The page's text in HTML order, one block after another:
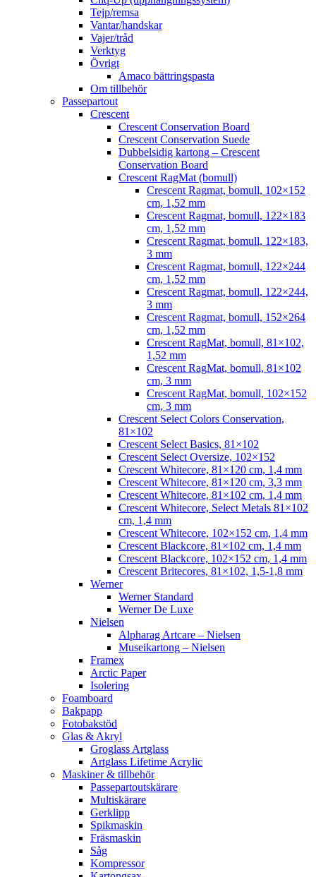
Tejp/remsa
Vantar/handskar
Vajer/tråd
Verktyg
Övrigt
Amaco bättringspasta
Om tillbehör
Passepartout
Crescent
Crescent Conservation Board
Crescent Conservation Suede
Dubbelsidig kartong – Crescent
Conservation Board
Crescent RagMat (bomull)
Crescent Ragmat, bomull, 102×152
cm, 1,52 mm
Crescent Ragmat, bomull, 122×183
cm, 1,52 mm
Crescent Ragmat, bomull, 122×183,
3 mm
Crescent Ragmat, bomull, 122×244
cm, 1,52 mm
Crescent Ragmat, bomull, 122×244,
3 mm
Crescent Ragmat, bomull, 152×264
cm, 1,52 mm
Crescent RagMat, bomull, 81×102,
1,52 mm
Crescent RagMat, bomull, 81×102
cm, 3 mm
Crescent RagMat, bomull, 102×152
cm, 3 mm
Crescent Select Colors Conservation,
81×102
Crescent Select Basics, 81×102
Crescent Select Oversize, 102×152
Crescent Whitecore, 81×120 cm, 1,4 mm
Crescent Whitecore, 81×120 cm, 3,3 mm
Crescent Whitecore, 81×102 cm, 1,4 mm
Crescent Whitecore, Select Metals 81×102
cm, 1,4 mm
Crescent Whitecore, 102×152 cm, 1,4 mm
Crescent Blackcore, 81×102 cm, 1,4 mm
Crescent Blackcore, 102×152 cm, 1,4 mm
Crescent Britecores, 81×102, 1,5-1,8 mm
Werner
Werner Standard
Werner De Luxe
Nielsen
Alpharag Artcare – Nielsen
Museikartong – Nielsen
Framex
Arctic Paper
Isolering
Foamboard
Bakpapp
Fotobakstöd
Glas & Akryl
Groglass Artglass
Artglass Lifetime Acrylic
Maskiner & tillbehör
Passepartoutskärare
Multiskärare
Gerklipp
Spikmaskin
Fräsmaskin
Såg
Kompressor